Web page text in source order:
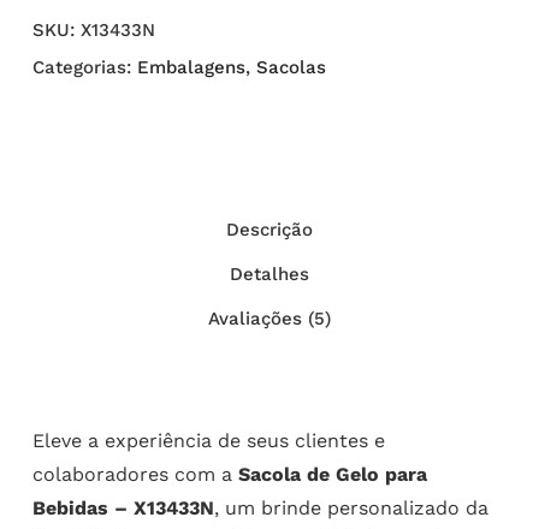
SKU: X13433N
Categorias: Embalagens, Sacolas
Descrição
Detalhes
Avaliações (5)
Eleve a experiência de seus clientes e
colaboradores com a Sacola de Gelo para
Bebidas – X13433N, um brinde personalizado da